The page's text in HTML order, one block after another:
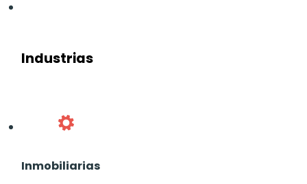
Industrias
Inmobiliarias